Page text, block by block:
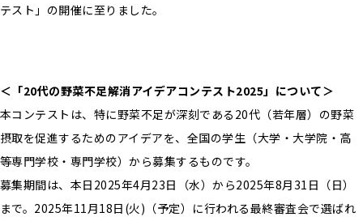
テスト」の開催に至りました。
＜「20代の野菜不足解消アイデアコンテスト2025」について＞
本コンテストは、特に野菜不足が深刻である20代（若年層）の野菜
摂取を促進するためのアイデアを、全国の学生（大学・大学院・高
等専門学校・専門学校）から募集するものです。
募集期間は、本日2025年4月23日（水）から2025年8月31日（日）
まで。2025年11月18日(火)（予定）に行われる最終審査会で選ばれ